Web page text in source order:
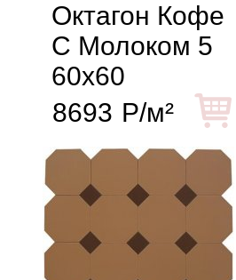
Октагон Кофе
С Молоком 5
60x60
8693 Р/м²